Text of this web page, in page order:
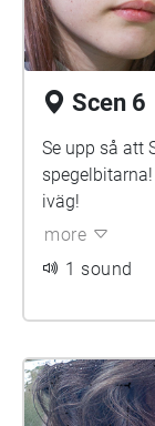
Scen 6
Se upp så att
iväg!
more
1 sound